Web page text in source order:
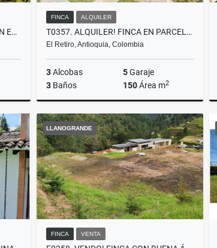
F0181. VENDO! FINCA URBANA EN EXCELENTE AMBIENTE CAMPESTRE LA CEJA
FINCA ALQUILER
T0357. ALQUILER! FINCA EN PARCELACIÓN A 5 MTOS DE EL RETIRO
El Retiro, Antioquia, Colombia
3Alcobas 5Garaje
3 Baños 150Área m2
Alquiler
$7.000.000
LLANOGRANDE
FINCA VENTA